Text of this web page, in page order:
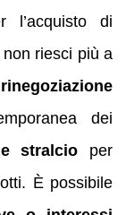
l’acquisto di
riesci più a
rinegoziazione
dei
stralcio per
È possibile